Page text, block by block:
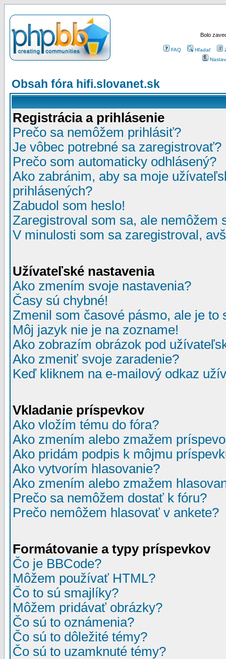
Bolo
FAQ Hľadať
Obsah fóra hifi.slovanet.sk
Registrácia a prihlásenie
Prečo sa nemôžem prihlásiť?
Je vôbec potrebné sa zaregistrovať?
Prečo som automaticky odhlásený?
Ako zabránim, aby sa moje
prihlásených?
Zabudol som heslo!
Zaregistroval som sa, ale nemôžem
V minulosti som sa zaregistroval,
Užívateľské nastavenia
Ako zmením svoje nastavenia?
Časy sú chybné!
Zmenil som časové pásmo, ale je to
Môj jazyk nie je na zozname!
Ako zobrazím obrázok pod
Ako zmeniť svoje zaradenie?
Keď kliknem na e-mailový odkaz
Vkladanie príspevkov
Ako vložím tému do fóra?
Ako zmením alebo zmažem
Ako pridám podpis k môjmu
Ako vytvorím hlasovanie?
Ako zmením alebo zmažem
Prečo sa nemôžem dostať k fóru?
Prečo nemôžem hlasovať v ankete?
Formátovanie a typy príspevkov
Čo je BBCode?
Môžem používať HTML?
Čo to sú smajlíky?
Môžem pridávať obrázky?
Čo sú to oznámenia?
Čo sú to dôležité témy?
Čo sú to uzamknuté témy?